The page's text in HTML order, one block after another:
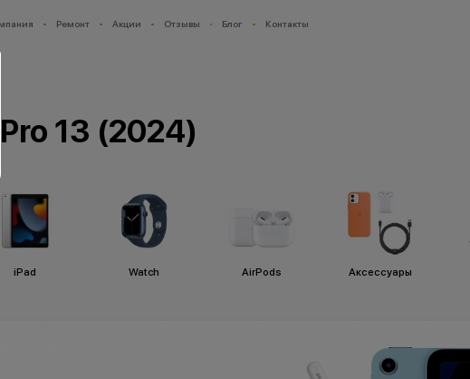
Ремонт Акции Отзывы Блог Контакты
13 (2024)
iPad Watch AirPods Аксессуары